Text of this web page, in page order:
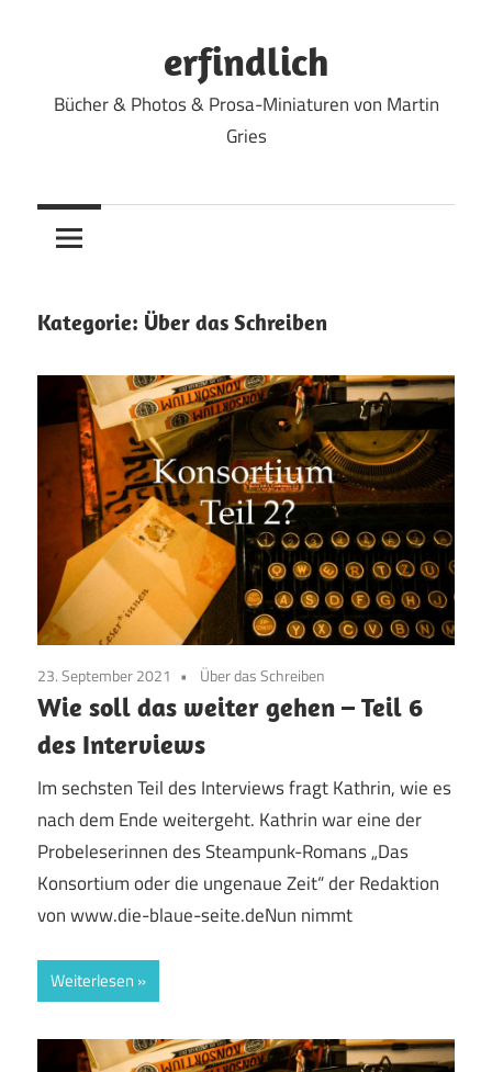
erfindlich
Bücher & Photos & Prosa-Miniaturen von Martin
Gries
Kategorie: Über das Schreiben
23. September 2021 Über das Schreiben
Wie soll das weiter gehen – Teil 6
des Interviews
Im sechsten Teil des Interviews fragt Kathrin, wie es
nach dem Ende weitergeht. Kathrin war eine der
Probeleserinnen des Steampunk-Romans „Das
Konsortium oder die ungenaue Zeit“ der Redaktion
von www.die-blaue-seite.deNun nimmt
Weiterlesen